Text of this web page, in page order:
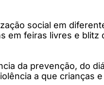
social em
feiras livres e
da prevenção, do
a que crianças